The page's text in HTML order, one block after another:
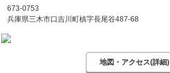
673-0753
兵庫県三木市口吉川町槙字長尾谷487-68
地図・アクセス(詳細)